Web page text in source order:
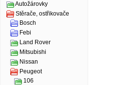
Autožárovky
Stěrače, ostřikovače
Bosch
Febi
Land Rover
Mitsubishi
Nissan
Peugeot
106